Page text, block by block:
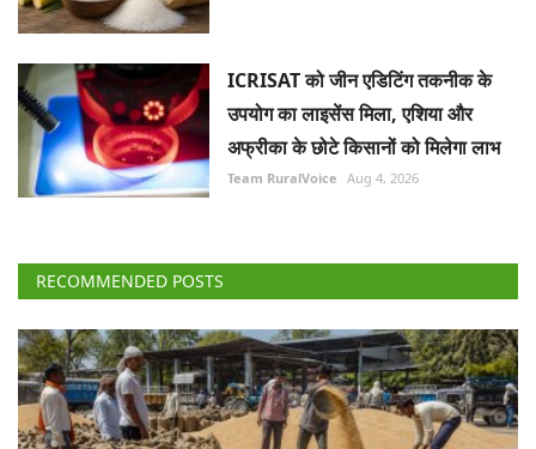
ICRISAT को जीन एडिटिंग तकनीक के
उपयोग का लाइसेंस मिला, एशिया और
अफ्रीका के छोटे किसानों को मिलेगा लाभ
Team RuralVoice Aug 4, 2026
RECOMMENDED POSTS